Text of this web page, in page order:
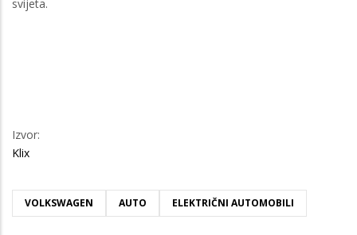
svijeta.
Izvor:
Klix
VOLKSWAGEN AUTO ELEKTRIČNI AUTOMOBILI